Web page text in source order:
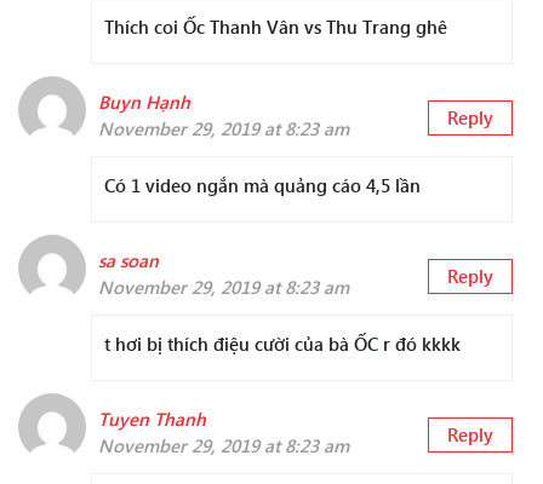
Thích coi Ốc Thanh Vân vs Thu Trang ghê
Buyn Hạnh
November 29, 2019 at 8:23 am
Reply
Có 1 video ngắn mà quảng cáo 4,5 lần
sa soan
November 29, 2019 at 8:23 am
Reply
t hơi bị thích điệu cười của bà ỐC r đó kkkk
Tuyen Thanh
November 29, 2019 at 8:23 am
Reply